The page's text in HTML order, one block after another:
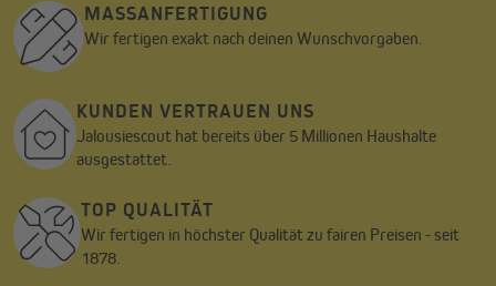
MASSANFERTIGUNG
Wir fertigen exakt nach deinen Wunschvorgaben.
KUNDEN VERTRAUEN UNS
Jalousiescout hat bereits über 5 Millionen Haushalte
ausgestattet.
TOP QUALITÄT
Wir fertigen in höchster Qualität zu fairen Preisen - seit
1878.